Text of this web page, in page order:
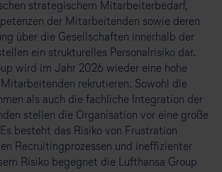
strategischem Mitarbeiterbedarf,
der Mitarbeitenden sowie deren
über die Gesellschaften innerhalb der
ein strukturelles Personalrisiko dar.
wird im Jahr 2026 wieder eine hohe
rekrutieren. Sowohl die
als auch die fachliche Integration der
stellen die Organisation vor eine große
besteht das Risiko von Frustration
Recruitingprozessen und ineffizienter
Risiko begegnet die Lufthansa Group